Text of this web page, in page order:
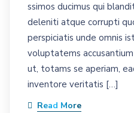
ssimos ducimus qui
deleniti atque corrupti
perspiciatis unde omnis
voluptatems
ut, totams se aperiam,
inventore veritatis […]
Read More